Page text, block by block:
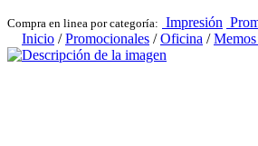
Compra en linea por categoría: Impresión
Inicio /Promocionales /Oficina /